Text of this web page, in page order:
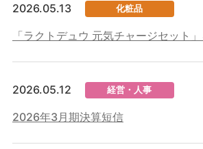
2026.05.13 化粧品
「ラクトデュウ 元気チャージセット
2026.05.12 経営・人事
2026年3月期決算短信